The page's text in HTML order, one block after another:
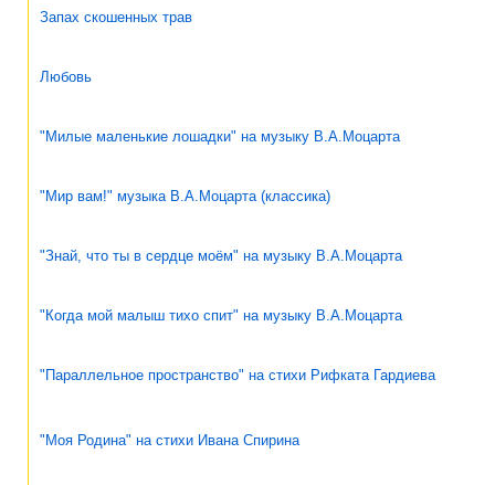
Запах скошенных трав
Любовь
"Милые маленькие лошадки" на музыку В.А.Моцарта
"Мир вам!" музыка В.А.Моцарта (классика)
"Знай, что ты в сердце моём" на музыку В.А.Моцарта
"Когда мой малыш тихо спит" на музыку В.А.Моцарта
"Параллельное пространство" на стихи Рифката Гардиева
"Моя Родина" на стихи Ивана Спирина